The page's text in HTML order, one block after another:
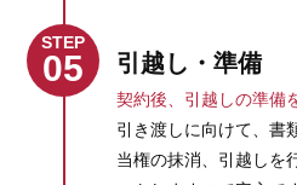
STEP
05 引越し・準備
契約後、引越しの準備
引き渡しに向けて、書
当権の抹消、引越しを